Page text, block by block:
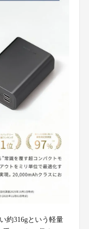
約316gという軽量